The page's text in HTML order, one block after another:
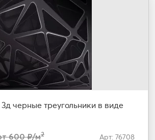
черные треугольники в виде
600 ₽/м2 Арт: 76708